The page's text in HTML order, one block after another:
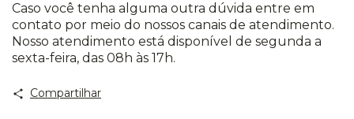
Caso você tenha alguma outra dúvida entre em
contato por meio do nossos canais de atendimento.
Nosso atendimento está disponível de segunda a
sexta-feira, das 08h às 17h.
Compartilhar